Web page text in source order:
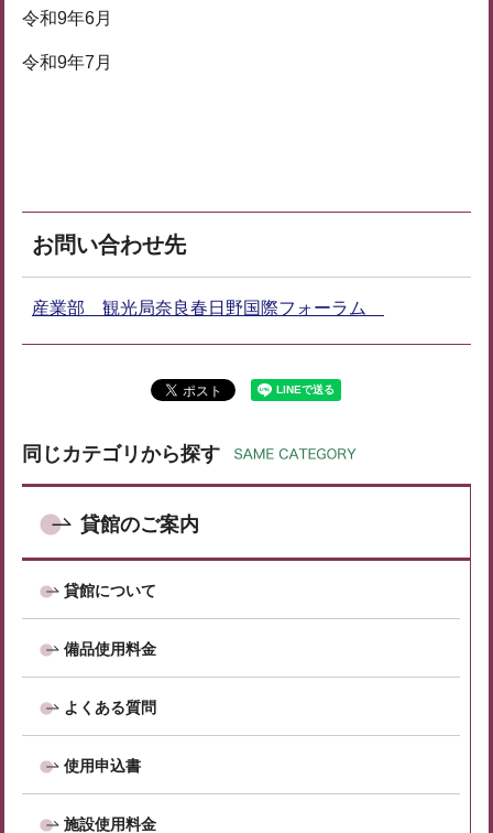
令和9年6月
令和9年7月
お問い合わせ先
産業部 観光局奈良春日野国際フォーラム
同じカテゴリから探す
貸館のご案内
貸館について
備品使用料金
よくある質問
使用申込書
施設使用料金